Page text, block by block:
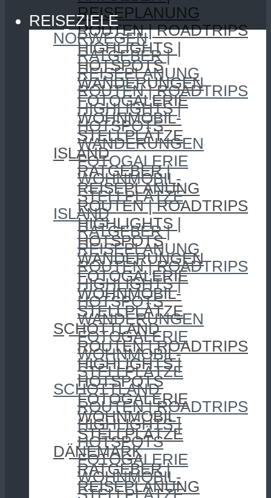
REISEPLANUNG
ROUTEN | ROADTRIPS
HIGHLIGHTS |
HOTSPOTS
WANDERUNGEN
FOTOGALERIE
WOHNMOBIL-
STELLPLÄTZE
ISLAND
RATGEBER |
REISEPLANUNG
ROUTEN | ROADTRIPS
HIGHLIGHTS |
HOTSPOTS
WANDERUNGEN
FOTOGALERIE
WOHNMOBIL-
STELLPLÄTZE
SCHOTTLAND
ROUTEN | ROADTRIPS
HIGHLIGHTS |
HOTSPOTS
FOTOGALERIE
WOHNMOBIL-
STELLPLÄTZE
DÄNEMARK
RATGEBER |
REISEPLANUNG
REISEZIELE
NORWEGEN
RATGEBER |
REISEPLANUNG
ROUTEN | ROADTRIPS
HIGHLIGHTS |
HOTSPOTS
WANDERUNGEN
FOTOGALERIE
WOHNMOBIL-
STELLPLÄTZE
ISLAND
RATGEBER |
REISEPLANUNG
ROUTEN | ROADTRIPS
HIGHLIGHTS |
HOTSPOTS
WANDERUNGEN
FOTOGALERIE
WOHNMOBIL-
STELLPLÄTZE
SCHOTTLAND
ROUTEN | ROADTRIPS
HIGHLIGHTS |
HOTSPOTS
FOTOGALERIE
WOHNMOBIL-
STELLPLÄTZE